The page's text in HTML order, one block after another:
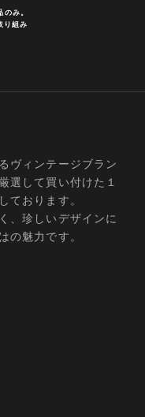
み。
り組み
Missing interpolation
Missing interpolation
Missing interpolation
ヴィンテージブラン
選して買い付けた１
ております。
、珍しいデザインに
の魅力です。